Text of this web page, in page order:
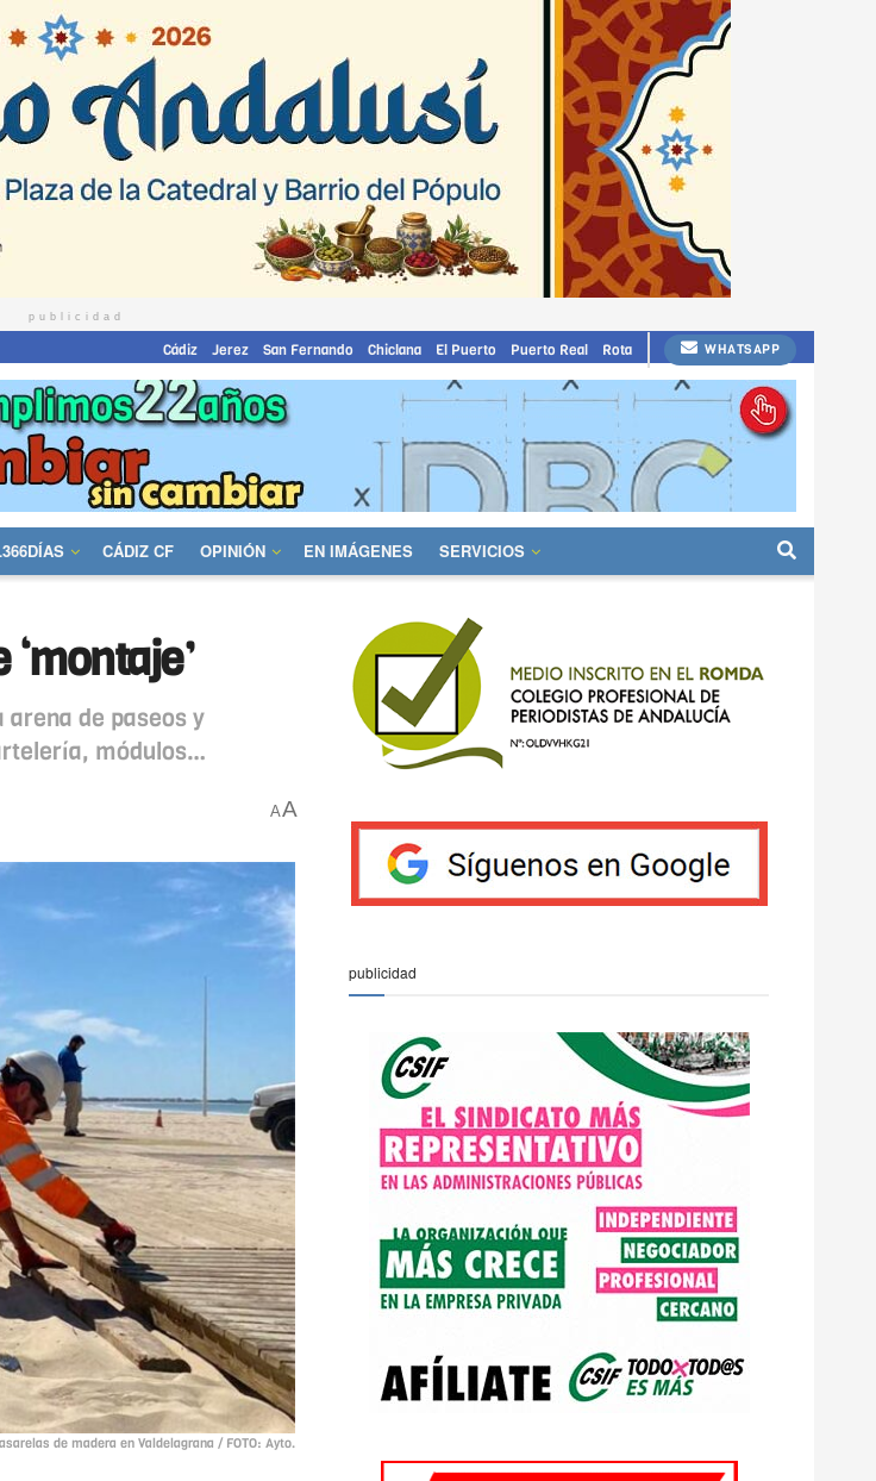
publicidad
Cádiz Jerez San Fernando Chiclana El Puerto Puerto Real Rota WHATSAPP
CÁDIZ CF OPINIÓN EN IMÁGENES SERVICIOS
de paseos y
módulos…
AA
de madera en Valdelagrana / FOTO: Ayto.
publicidad